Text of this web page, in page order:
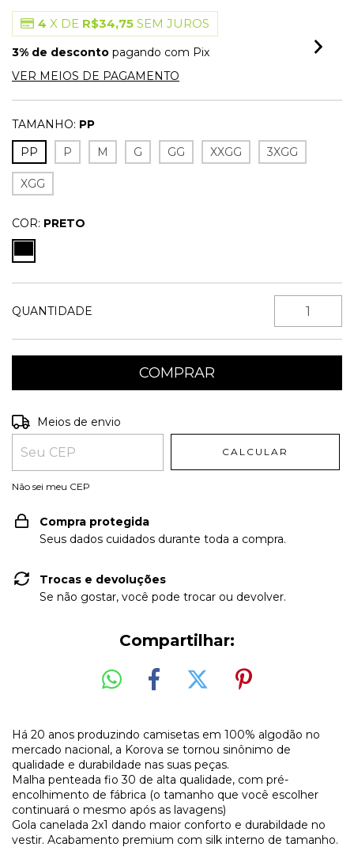
4 X DE R$34,75 SEM JUROS
3% de desconto pagando com Pix
VER MEIOS DE PAGAMENTO
TAMANHO: PP
PP
P M G GG XXGG 3XGG
XGG
COR: PRETO
QUANTIDADE
Entregas para o CEP:
Meios de envio
CALCULAR
Não sei meu CEP
Compra protegida
Seus dados cuidados durante toda a compra.
Trocas e devoluções
Se não gostar, você pode trocar ou devolver.
Compartilhar:
Há 20 anos produzindo camisetas em 100% algodão no
mercado nacional, a Korova se tornou sinônimo de
qualidade e durabildade nas suas peças.
Malha penteada fio 30 de alta qualidade, com pré-
encolhimento de fábrica (o tamanho que você escolher
continuará o mesmo após as lavagens)
Gola canelada 2x1 dando maior conforto e durabildade no
vestir. Acabamento premium com silk interno de tamanho.